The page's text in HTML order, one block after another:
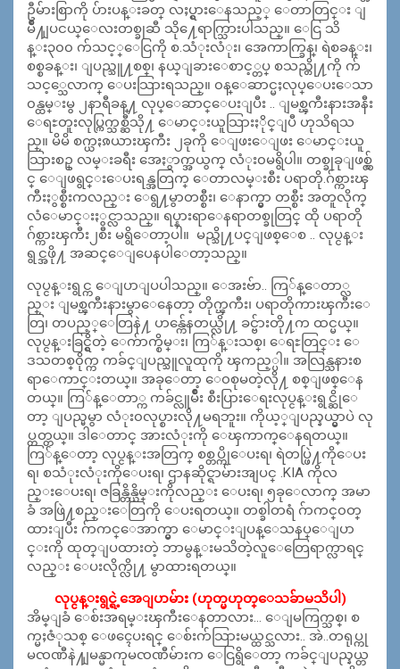
ဦမ်ားစြာကို ပ်ားပန္းခတ္ လႈပ္ရွားေနသည့္ ေတာတြင္း ျ
မိဳ႔ျပငယ္ေလးတစ္ခုဆီ သို႔ေရာက္သြားပါသည္။ ေငြ သိ
န္း၃၀၀ က်သင့္ေငြကို စ.သံုးလံုး၊ အေကာက္ခြန္၊ ရဲစခန္း၊
စစ္စခန္း၊ ျပည္သူ႔စစ္၊ နယ္ျခားေစာင့္တပ္ စသည္တို႔ကို က်
သင့္သေလာက္ ေပးသြားရသည္။ ၀န္ေဆာင္မႈလုပ္ေပးေသာ
၀န္ထမ္းမွ ၂နာရီခန္႔ လုပ္ေဆာင္ေပးျပီး .. ျမစ္ၾကီးနားအနီး
ေရႊတူးလုပ္ကြက္သစ္ဆီသို႔ ေမာင္းယူသြားႏိုင္ျပီ ဟုသိရသ
ည္။ မိမိ စက္ယႏၷယားၾကီး ၂ခုကို ေျဖးေျဖး ေမာင္းယူ
သြားစဥ္ လမ္းခရီး အေႏွာက္အယွက္ လံုး၀မရွိပါ။ တစ္ခုခုျဖစ္လွ်
င္ ေျဖရွင္းေပးရန္အတြက္ ေတာလမ္းစီး ပရာတို.ဂ်စ္ကားၾ
ကီးႏွစ္စီးကလည္း ေရွ႔မွာတစ္စီး၊ ေနာက္မွာ တစ္စီး အတူလိုက္
လံေမာင္းႏွင္လာသည္။ ရပ္နားရာေနရာတစ္ခုတြင္ ထို ပရာတို
ဂ်စ္ကားၾကီး၂စီး မရွိေတာ့ပါ။ မည္သို႔ပင္ျဖစ္ေစ .. လုပ္ငန္း
ရွင္အဖို႔ အဆင္ေျပေနပါေတာ့သည္။
လုပ္ငန္းရွင္က ေျပာျပပါသည္။ ေအးဗ်ာ.. ကြ်န္ေတာ္လ
ည္း ျမစ္ၾကီးနားမွာေနေတာ့ တိုက္ၾကီး၊ ပရာတိုကားၾကီးေ
တြ၊ တပည့္ေတြနဲ႔ ဟန္က်ေနတယ္လို႔ ခင္ဗ်ားတို႔က ထင္မယ္။
လုပ္ငန္းခြင္ရွိတဲ့ ေက်ာက္စိမ္း၊ ကြ်န္းသစ္၊ ေရႊတြင္း ေ
ဒသတစ္၀ိုက္က ကခ်င္ျပည္သူလူထုကို ၾကည့္ပါ။ အလြန္သနားစ
ရာေကာင္းတယ္။ အခုေတာ့ ေ၀စုမတဲ့လို႔ စစ္ျဖစ္ေန
တယ္။ ကြ်န္ေတာ္က ကခ်င္လူမ်ိဳး စီးပြားေရးလုပ္ငန္းရွင္ဆိုေ
တာ့ ျပည္မမွာ လံုး၀လုပ္စားလို႔မရဘူး။ ကိုယ့္ျပည္နယ္မွာပဲ လု
ပ္တတ္တယ္။ ဒါေတာင္ အားလံုးကို ေၾကာက္ေနရတယ္။
ကြ်န္ေတာ့ လုပ္ငန္းအတြက္ စစ္တပ္ကိုေပးရ၊ ရဲတပ္ဖြဲ႔ကိုေပး
ရ၊ စသံုးလံုးကိုေပးရ၊ ဌာနဆိုင္ရာမ်ားအျပင္ .KIA ကိုလ
ည္းေပးရ၊ ဇခြန္တိန္ယိမ္းကိုလည္း ေပးရ၊ ၅ခုေလာက္ အမာ
ခံ အဖြဲ႔စည္းေတြကို ေပးရတယ္။ တစ္ခါတရံ ဂ်ာကင္၀တ္
ထားျပီး ဂ်ာကင္ေအာက္မွာ ေမာင္းျပန္ေသနပ္ေျပာ
င္းကို ထုတ္ျပထားတဲ့ ဘာမွန္းမသိတဲ့လူေတြေရာက္လာရင္
လည္း ေပးလိုက္လို႔ မွာထားရတယ္။
လုပ္ငန္းရွင္ရဲ့အေျပာမ်ား (ဟုတ္မဟုတ္ေသခ်ာမသိပါ)
အိမ္ျခံ ေစ်းအရမ္းၾကီးေနတာလား… ေျမကြက္သစ္၊ စ
က္မႈဇံုသစ္ ေဖၚေပးရင္ ေစ်းက်သြားမယ္ထင္သလား.. အဲ..တရုပ္ကု
မၸဏီနဲ႔ျမန္မာကုမၸဏီမ်ားက ေငြရွိေတာ့ ကခ်င္ျပည္နယ္တ